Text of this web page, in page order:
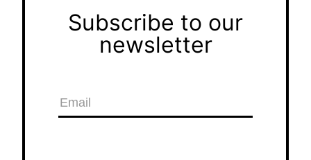
Subscribe to our
newsletter